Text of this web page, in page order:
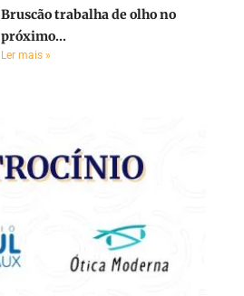
Bruscão trabalha de olho no
próximo...
Ler mais »